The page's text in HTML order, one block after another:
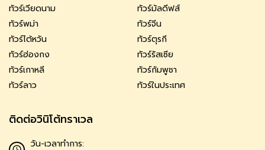
ทัวร์เวียดนาม
ทัวร์มัลดีฟส์
ทัวร์พม่า
ทัวร์จีน
ทัวร์ไต้หวัน
ทัวร์ตุรกี
ทัวร์ฮ่องกง
ทัวร์รัสเซีย
ทัวร์เกาหลี
ทัวร์กัมพูชา
ทัวร์ลาว
ทัวร์ในประเทศ
ติดต่อวินิโต้ทราเวล
วัน-เวลาทำการ: